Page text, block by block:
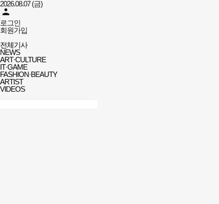
2026.08.07 (금)
person
로그인
회원가입
아트앤엔터
미디어뉴스
전체메뉴
열기/
닫기
전체기사
NEWS
ART·CULTURE
IT·GAME
FASHION·BEAUTY
ARTIST
VIDEOS